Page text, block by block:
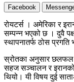
Facebook
रोयटर्स । अमेरिका र
सम्पन्न भएको छ । दुवै
स्थापनातर्फ ठोस
स्रोतका अनुसार छलफल
सहज सञ्चालन र इरानको
थियो। यी विषय दुई